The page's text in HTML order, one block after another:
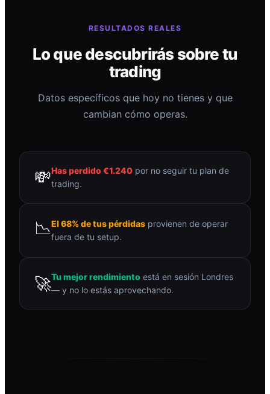
RESULTADOS REALES
Lo que descubrirás sobre tu
trading
Datos específicos que hoy no tienes y que
cambian cómo operas.
💸Has perdido €1.240 por no seguir tu plan de
trading.
📉El 68% de tus pérdidas provienen de operar
fuera de tu setup.
🚀Tu mejor rendimiento está en sesión Londres
— y no lo estás aprovechando.